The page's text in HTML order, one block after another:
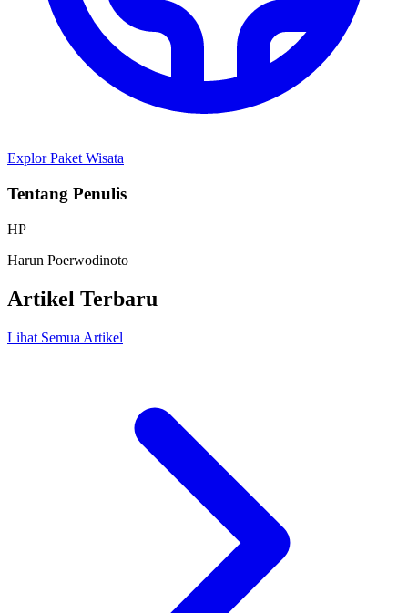
Explor Paket Wisata
Tentang Penulis
HP
Harun Poerwodinoto
Artikel Terbaru
Lihat Semua Artikel